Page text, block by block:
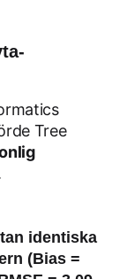
Tree
identiska
(Bias =